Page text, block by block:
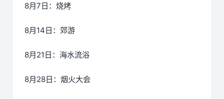
8月7日：烧烤
8月14日：郊游
8月21日：海水流浴
8月28日：烟火大会